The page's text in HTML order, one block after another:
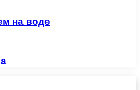
на воде